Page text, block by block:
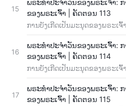
15
ພຣະທຳປະຈຳວັນຂອງພຣະເຈົ້າ:
ຂອງພຣະເຈົ້າ | ຄັດຕອນ 113
ການບັງເກີດເປັນມະນຸດຂອງພຣະເຈົ້າ
16
ພຣະທຳປະຈຳວັນຂອງພຣະເຈົ້າ:
ຂອງພຣະເຈົ້າ | ຄັດຕອນ 114
ການບັງເກີດເປັນມະນຸດຂອງພຣະເຈົ້າ
17
ພຣະທຳປະຈຳວັນຂອງພຣະເຈົ້າ:
ຂອງພຣະເຈົ້າ | ຄັດຕອນ 115